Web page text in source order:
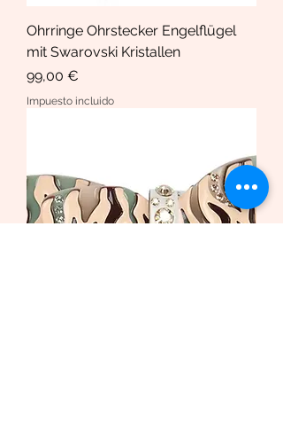
Ohrringe Ohrstecker Engelflügel
mit Swarovski Kristallen
Precio
99,00 €
Impuesto incluido